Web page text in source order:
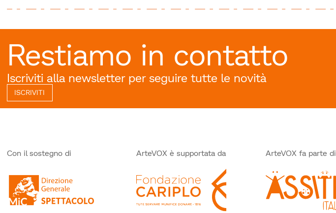
Restiamo in contatto
Iscriviti alla newsletter per seguire tutte le novità
ISCRIVITI
Con il sostegno di ArteVOX è supportata da ArteVOX fa parte di